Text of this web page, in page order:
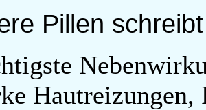
Pillen
Hautreizungen,